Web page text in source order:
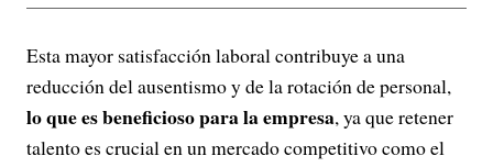
Esta mayor satisfacción laboral contribuye a una
reducción del ausentismo y de la rotación de personal,
lo que es beneficioso para la empresa, ya que retener
talento es crucial en un mercado competitivo como el